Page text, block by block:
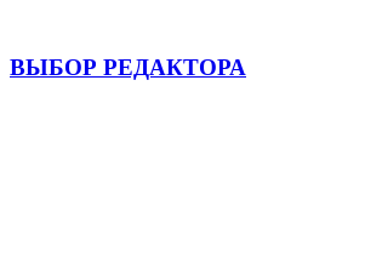
ВЫБОР РЕДАКТОРА